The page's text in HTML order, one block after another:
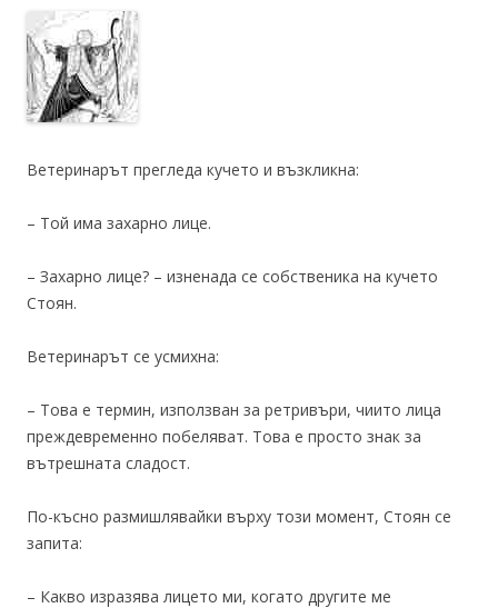
Ветеринарът прегледа кучето и възкликна:
– Той има захарно лице.
– Захарно лице? – изненада се собственика на кучето
Стоян.
Ветеринарът се усмихна:
– Това е термин, използван за ретривъри, чиито лица
преждевременно побеляват. Това е просто знак за
вътрешната сладост.
По-късно размишлявайки върху този момент, Стоян се
запита:
– Какво изразява лицето ми, когато другите ме